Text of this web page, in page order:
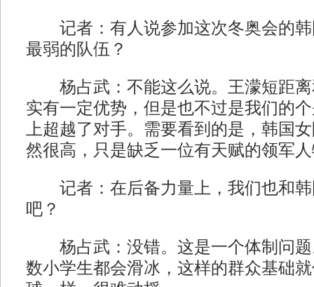
记者：有人说参加这次冬奥会的韩
最弱的队伍？
杨占武：不能这么说。王濛短距离
实有一定优势，但是也不过是我们的
上超越了对手。需要看到的是，韩国
然很高，只是缺乏一位有天赋的领军
记者：在后备力量上，我们也和韩
吧？
杨占武：没错。这是一个体制问题
数小学生都会滑冰，这样的群众基础